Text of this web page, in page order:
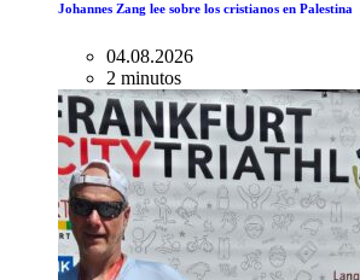
Johannes Zang lee sobre los cristianos en Palestina
04.08.2026
2 minutos